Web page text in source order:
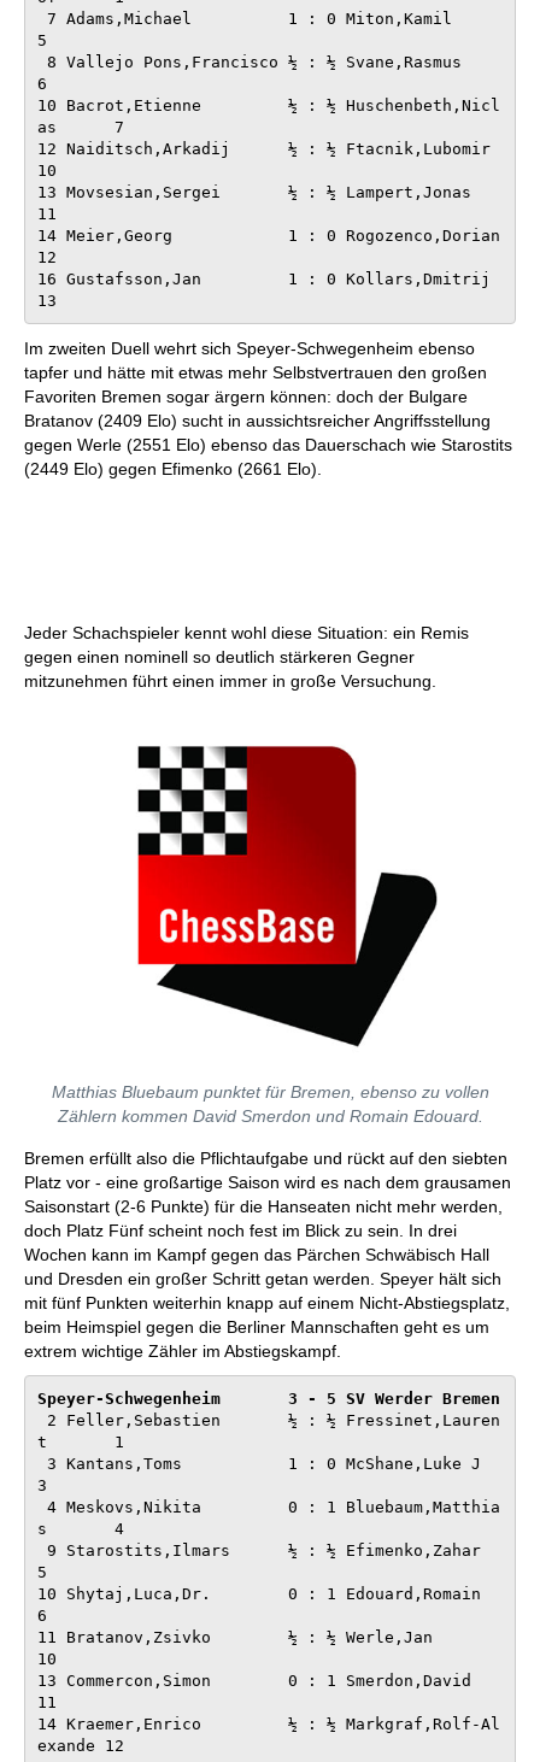
5
6
10 Bacrot,Etienne         ½ : ½ Huschenbeth,Nicl
as      7
12 Naiditsch,Arkadij      ½ : ½ Ftacnik,Lubomir
10
13 Movsesian,Sergei       ½ : ½ Lampert,Jonas
11
14 Meier,Georg            1 : 0 Rogozenco,Dorian
12
16 Gustafsson,Jan         1 : 0 Kollars,Dmitrij
13
Im zweiten Duell wehrt sich Speyer-Schwegenheim ebenso
tapfer und hätte mit etwas mehr Selbstvertrauen den großen
Favoriten Bremen sogar ärgern können: doch der Bulgare
Bratanov (2409 Elo) sucht in aussichtsreicher Angriffsstellung
gegen Werle (2551 Elo) ebenso das Dauerschach wie Starostits
(2449 Elo) gegen Efimenko (2661 Elo).
Jeder Schachspieler kennt wohl diese Situation: ein Remis
gegen einen nominell so deutlich stärkeren Gegner
mitzunehmen führt einen immer in große Versuchung.
Matthias Bluebaum punktet für Bremen, ebenso zu vollen
Zählern kommen David Smerdon und Romain Edouard.
Bremen erfüllt also die Pflichtaufgabe und rückt auf den siebten
Platz vor - eine großartige Saison wird es nach dem grausamen
Saisonstart (2-6 Punkte) für die Hanseaten nicht mehr werden,
doch Platz Fünf scheint noch fest im Blick zu sein. In drei
Wochen kann im Kampf gegen das Pärchen Schwäbisch Hall
und Dresden ein großer Schritt getan werden. Speyer hält sich
mit fünf Punkten weiterhin knapp auf einem Nicht-Abstiegsplatz,
beim Heimspiel gegen die Berliner Mannschaften geht es um
extrem wichtige Zähler im Abstiegskampf.
t       1
3
s       4
5
10 Shytaj,Luca,Dr.        0 : 1 Edouard,Romain
6
11 Bratanov,Zsivko        ½ : ½ Werle,Jan
10
13 Commercon,Simon        0 : 1 Smerdon,David
11
14 Kraemer,Enrico         ½ : ½ Markgraf,Rolf-Al
exande 12